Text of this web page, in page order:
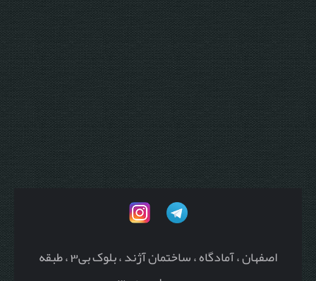
اصفهان ، آمادگاه ، ساختمان آژند ، بلوک بی3 ، طبقه